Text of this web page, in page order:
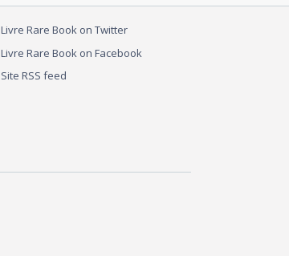
Livre Rare Book on Twitter
Livre Rare Book on Facebook
Site RSS feed